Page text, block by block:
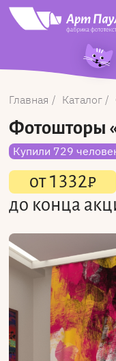
Главная Каталог
Фотошторы
Купили 729
от1332₽
до конца